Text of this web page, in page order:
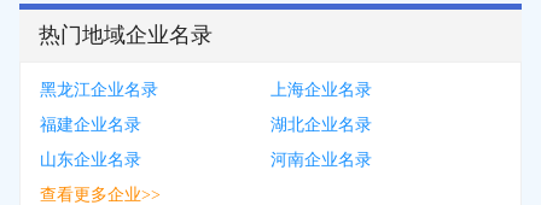
热门地域企业名录
黑龙江企业名录
上海企业名录
福建企业名录
湖北企业名录
山东企业名录
河南企业名录
查看更多企业>>